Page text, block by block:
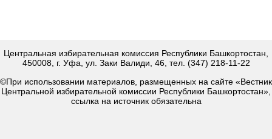
Центральная избирательная комиссия Республики Башкортостан,
450008, г. Уфа, ул. Заки Валиди, 46, тел. (347) 218-11-22
©При использовании материалов, размещенных на сайте «Вестник
Центральной избирательной комиссии Республики Башкортостан»,
ссылка на источник обязательна